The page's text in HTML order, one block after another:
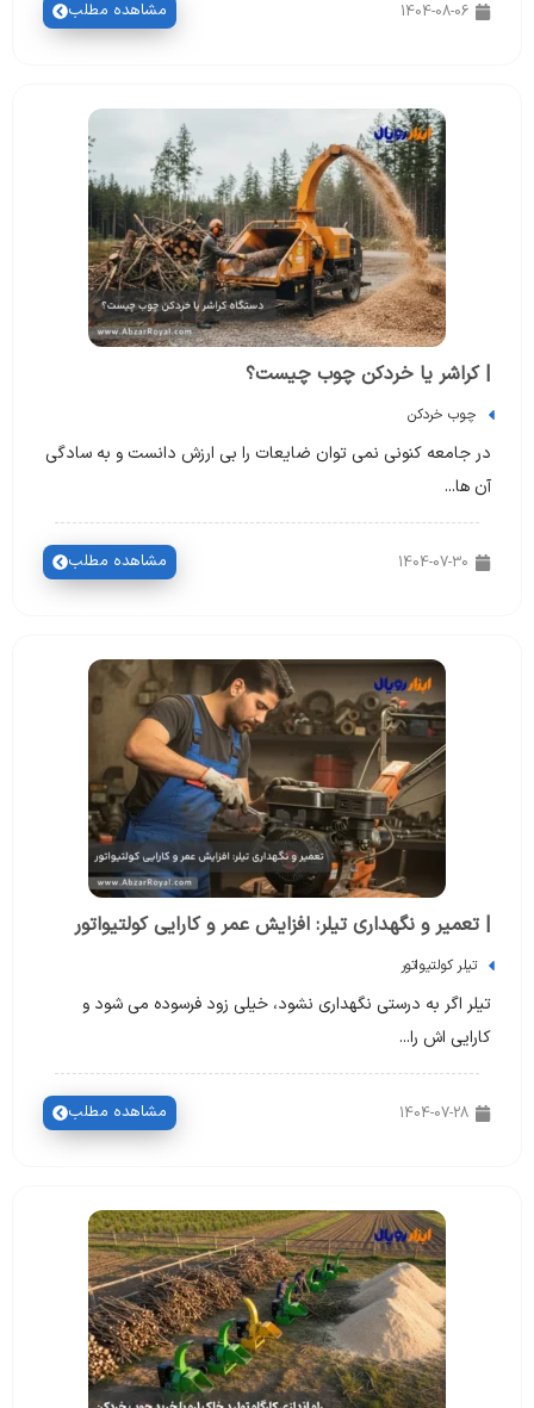
1404-08-06 مشاهده مطلب
| کراشر یا خردکن چوب چیست؟
چوب خردکن
در جامعه کنونی نمی توان ضایعات را بی ارزش دانست و به سادگی
آن ها...
1404-07-30 مشاهده مطلب
| تعمیر و نگهداری تیلر: افزایش عمر و کارایی کولتیواتور
تیلر کولتیواتور
تیلر اگر به درستی نگهداری نشود، خیلی زود فرسوده می شود و
کارایی اش را...
1404-07-28 مشاهده مطلب